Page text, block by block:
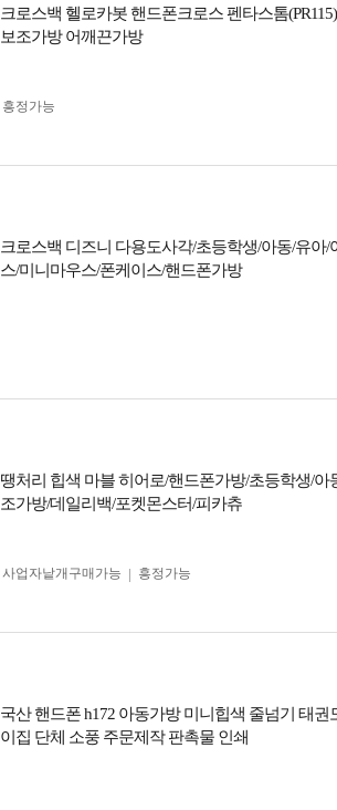
크로스백 헬로카봇 핸드폰크로스 펜타스톰
보조가방 어깨끈가방
흥정가능
크로스백 디즈니 다용도사각/초등학생/아동/유아/
스/미니마우스/폰케이스/핸드폰가방
땡처리 힙색 마블 히어로/핸드폰가방/초등학생/아
조가방/데일리백/포켓몬스터/피카츄
사업자 낱개구매가능 흥정가능
국산 핸드폰 h172 아동가방 미니힙색 줄넘기 태권
이집 단체 소풍 주문제작 판촉물 인쇄